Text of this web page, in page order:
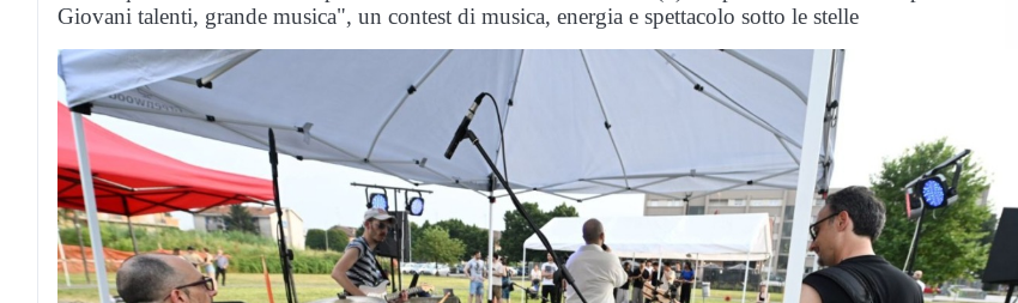
Giovani talenti, grande musica", un contest di musica, energia e spettacolo sotto le stelle